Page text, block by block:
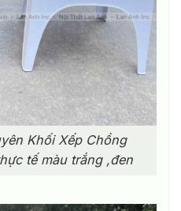
Khối Xếp Chồng
tế màu trắng ,đen